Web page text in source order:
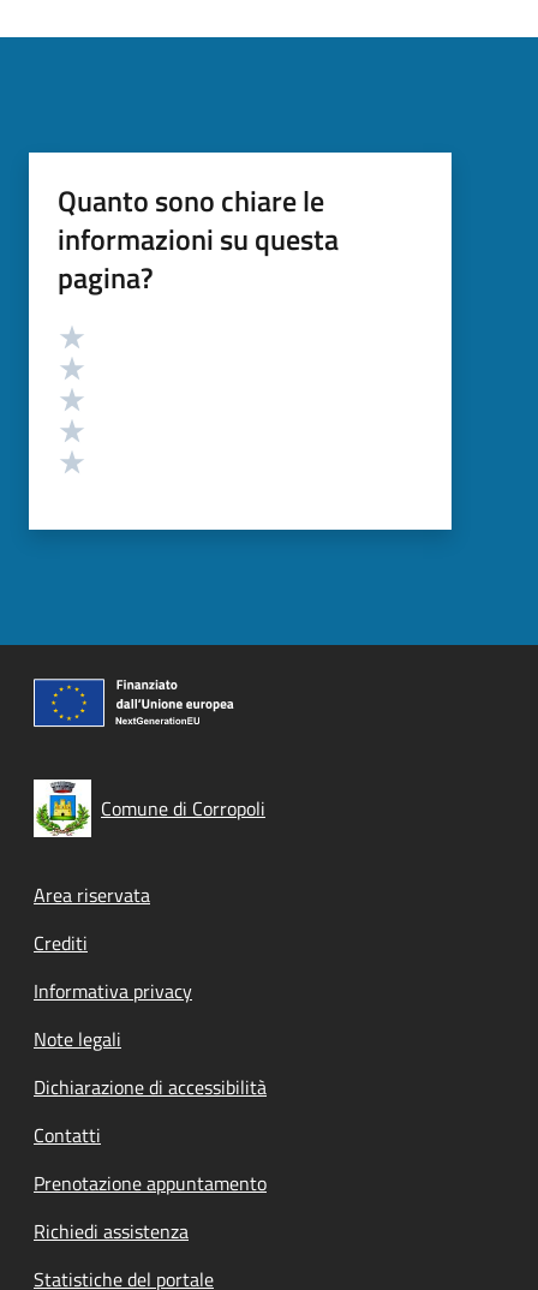
Quanto sono chiare le
informazioni su questa
pagina?
Valutazione
Comune di Corropoli
Footer menu
Area riservata
Crediti
Informativa privacy
Note legali
Dichiarazione di accessibilità
Contatti
Prenotazione appuntamento
Richiedi assistenza
Statistiche del portale